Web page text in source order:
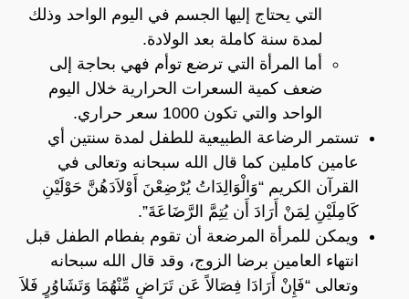
التي يحتاج إليها الجسم في اليوم الواحد وذلك
لمدة سنة كاملة بعد الولادة.
أما المرأة التي ترضع توأم فهي بحاجة إلى
ضعف كمية السعرات الحرارية خلال اليوم
الواحد والتي تكون 1000 سعر حراري.
تستمر الرضاعة الطبيعية للطفل لمدة سنتين أي
عامين كاملين كما قال الله سبحانه وتعالى في
القرآن الكريم “وَالْوَالِدَاتُ يُرْضِعْنَ أَوْلاَدَهُنَّ حَوْلَيْنِ
كَامِلَيْنِ لِمَنْ أَرَادَ أَن يُتِمَّ الرَّضَاعَةَ”.
ويمكن للمرأة المرضعة أن تقوم بفطام الطفل قبل
انتهاء العامين برضا الزوج، وقد قال الله سبحانه
وتعالى “فَإِنْ أَرَادَا فِصَالاً عَن تَرَاضٍ مِّنْهُمَا وَتَشَاوُرٍ فَلاَ